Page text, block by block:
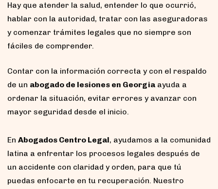
Hay que atender la salud, entender lo que ocurrió,
hablar con la autoridad, tratar con las aseguradoras
y comenzar trámites legales que no siempre son
fáciles de comprender.
Contar con la información correcta y con el respaldo
de un abogado de lesiones en Georgia ayuda a
ordenar la situación, evitar errores y avanzar con
mayor seguridad desde el inicio.
En Abogados Centro Legal, ayudamos a la comunidad
latina a enfrentar los procesos legales después de
un accidente con claridad y orden, para que tú
puedas enfocarte en tu recuperación. Nuestro